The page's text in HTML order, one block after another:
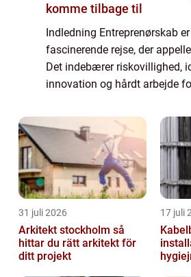
komme tilbage til
Indledning Entreprenørskab er
fascinerende rejse, der
Det indebærer riskovillighed,
innovation og hårdt arbejde
“entreprenør” fra forskellige
31 juli 2026
Arkitekt stockholm så
hittar du rätt arkitekt för
ditt projekt
17 juli